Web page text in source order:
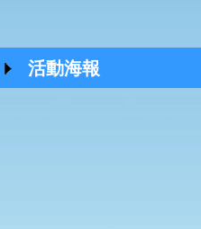
活動海報